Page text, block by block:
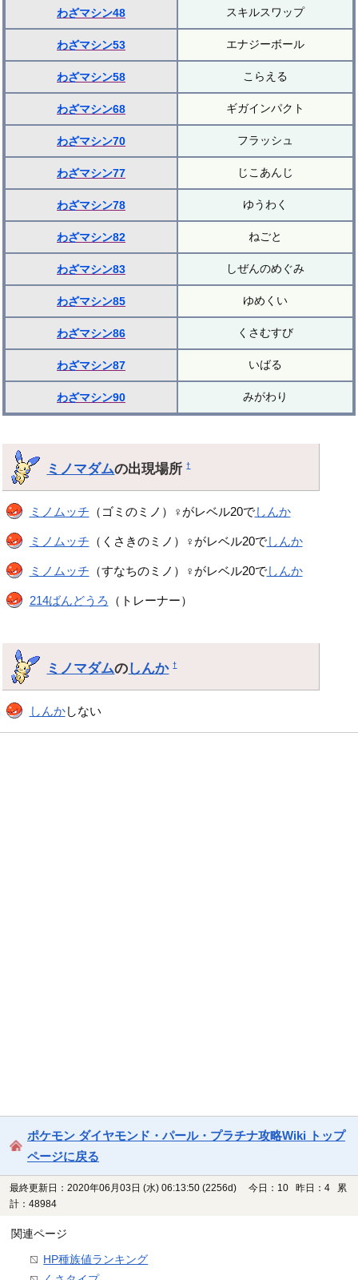
わざマシン48 スキルスワップ
わざマシン53 エナジーボール
わざマシン58 こらえる
わざマシン68 ギガインパクト
わざマシン70 フラッシュ
わざマシン77 じこあんじ
わざマシン78 ゆうわく
わざマシン82 ねごと
わざマシン83 しぜんのめぐみ
わざマシン85 ゆめくい
わざマシン86 くさむすび
わざマシン87 いばる
わざマシン90 みがわり
ミノマダムの出現場所†
ミノムッチ （ゴミのミノ）♀がレベル20でしんか
ミノムッチ （くさきのミノ）♀がレベル20でしんか
ミノムッチ （すなちのミノ）♀がレベル20でしんか
214ばんどうろ （トレーナー）
ミノマダムのしんか †
しんかしない
ポケモン ダイヤモンド・パール・プラチナ攻略Wiki トップ
ページに戻る
最終更新日：2020年06月03日 (水) 06:13:50 (2256d)
今日：10 昨日：4 累
計：48984
関連ページ
HP種族値ランキング